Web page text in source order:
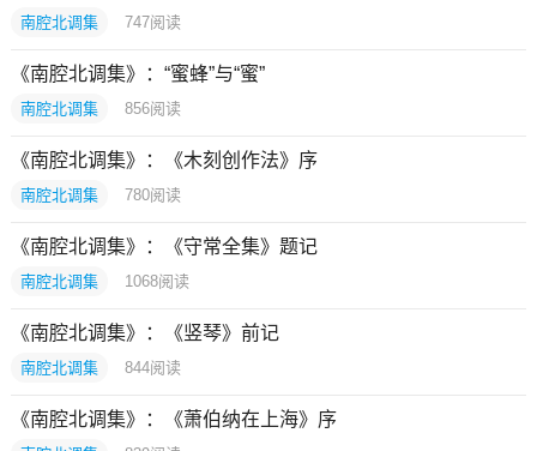
南腔北调集 747阅读
《南腔北调集》：“蜜蜂”与“蜜”
南腔北调集 856阅读
《南腔北调集》：《木刻创作法》序
南腔北调集 780阅读
《南腔北调集》：《守常全集》题记
南腔北调集 1068阅读
《南腔北调集》：《竖琴》前记
南腔北调集 844阅读
《南腔北调集》：《萧伯纳在上海》序